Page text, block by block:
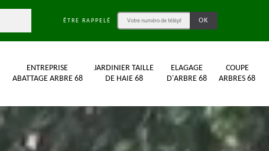
ÊTRE RAPPELÉ
ENTREPRISE
ABATTAGE ARBRE 68
JARDINIER TAILLE
DE HAIE 68
ELAGAGE
D'ARBRE 68
COUPE
ARBRES 68